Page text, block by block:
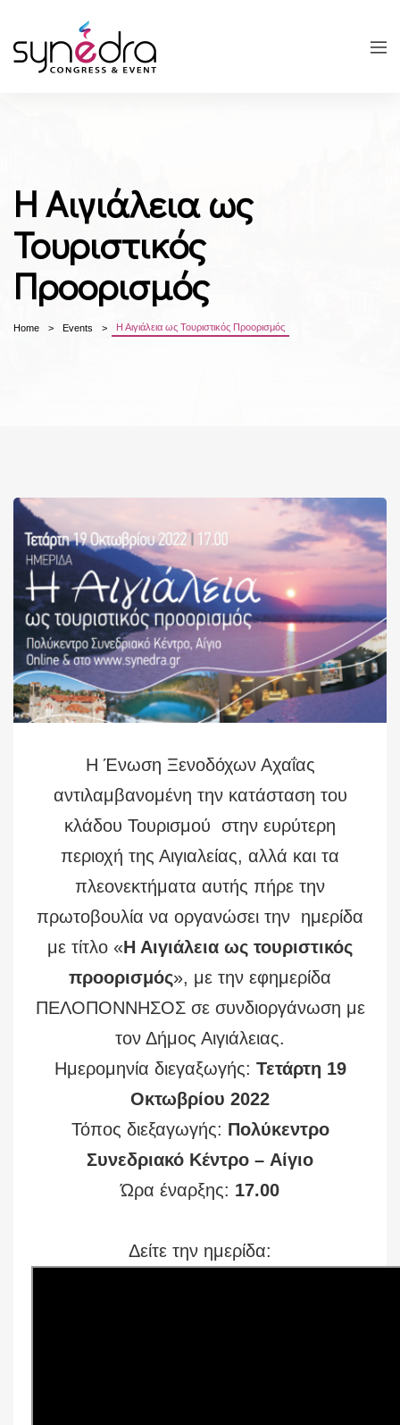
Η Αιγιάλεια ως
Τουριστικός
Προορισμός
Home Events Η Αιγιάλεια ως Τουριστικός Προορισμός
Η Ένωση Ξενοδόχων Αχαΐας
αντιλαμβανομένη την κατάσταση του
κλάδου Τουρισμού στην ευρύτερη
περιοχή της Αιγιαλείας, αλλά και τα
πλεονεκτήματα αυτής πήρε την
πρωτοβουλία να οργανώσει την ημερίδα
με τίτλο «Η Αιγιάλεια ως τουριστικός
προορισμός», με την εφημερίδα
ΠΕΛΟΠΟΝΝΗΣΟΣ σε συνδιοργάνωση με
τον Δήμος Αιγιάλειας.
Ημερομηνία διεγαξωγής: Τετάρτη 19
Οκτωβρίου 2022
Τόπος διεξαγωγής: Πολύκεντρο
Συνεδριακό Κέντρο – Αίγιο
Ώρα έναρξης: 17.00
Δείτε την ημερίδα: